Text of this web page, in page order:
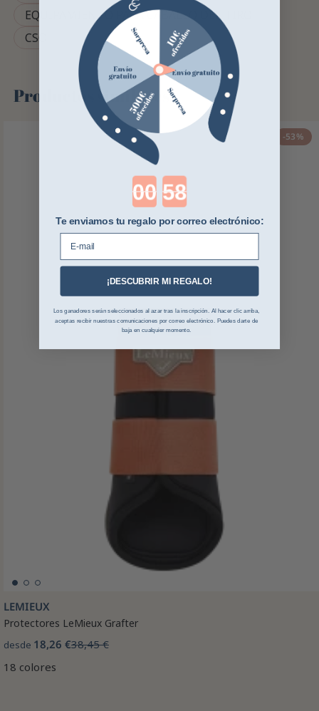
EQUIPAMIENTO PARA CABALLO DEL TIRO
CSO
Productos similares
-53%
LEMIEUX
Protectores LeMieux Grafter
desde 18,26 €38,45 €
18 colores
Countdown ends in:
Te enviamos tu regalo por correo electrónico:
¡DESCUBRIR MI REGALO!
Los ganadores serán seleccionados al azar tras la inscripción. Al hacer clic arriba,
aceptas recibir nuestras comunicaciones por correo electrónico. Puedes darte de
baja en cualquier momento.